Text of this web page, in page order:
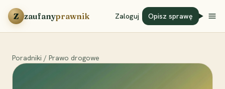
Przejdź do treści
Z zaufanyprawnik Zaloguj Opisz sprawę
Poradniki / Prawo drogowe